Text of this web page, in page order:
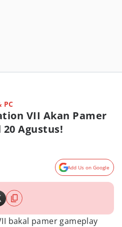
PC
VII Akan Pamer
20 Agustus!
Add Us on Google
bakal pamer gameplay